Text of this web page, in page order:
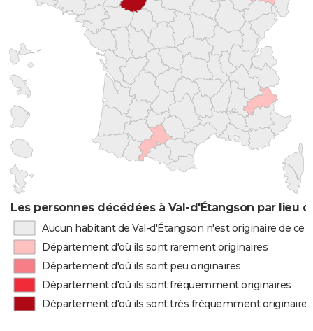
Les personnes décédées à Val-d'Étangson par lieu
Aucun habitant de Val-d'Étangson n'est originaire de ce
Département d'où ils sont rarement originaires
Département d'où ils sont peu originaires
Département d'où ils sont fréquemment originaires
Département d'où ils sont très fréquemment originaires